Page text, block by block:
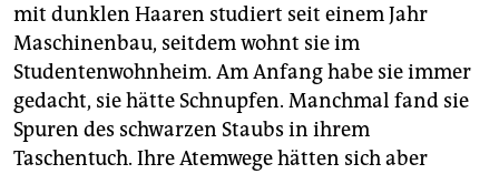
mit dunklen Haaren studiert seit einem Jahr
Maschinenbau, seitdem wohnt sie im
Studentenwohnheim. Am Anfang habe sie immer
gedacht, sie hätte Schnupfen. Manchmal fand sie
Spuren des schwarzen Staubs in ihrem
Taschentuch. Ihre Atemwege hätten sich aber